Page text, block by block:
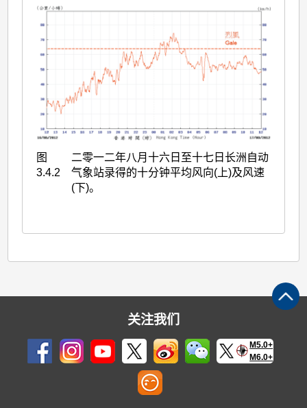
图
3.4.2
二零一二年八月十六日至十七日长洲自动
气象站录得的十分钟平均风向(上)及风速
(下)。
关注我们
M5.0+
M6.0+